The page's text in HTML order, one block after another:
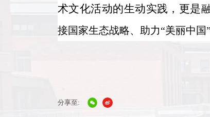
术文化活动的生动实践， 更是
接国家生态战略、助力“美丽中国
分享至: